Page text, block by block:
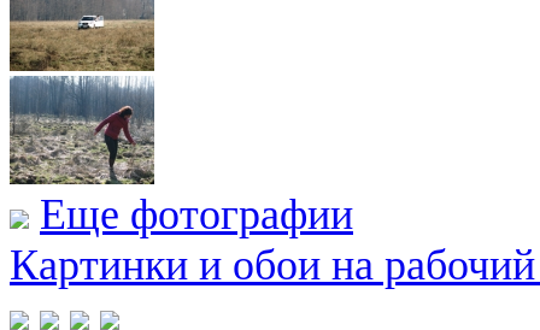
Еще фотографии
Картинки и обои на